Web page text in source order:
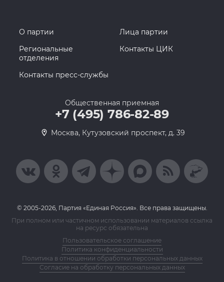
О партии
Лица партии
Региональные
отделения
Контакты ЦИК
Контакты пресс-службы
Общественная приемная
+7 (495) 786-82-89
Москва, Кутузовский проспект, д. 39
© 2005-2026, Партия «Единая Россия». Все права защищены.
При полном или частичном использовании материалов ссылка
на ресурс обязательна
Пользовательское соглашение
Политика конфиденциальности
Политика в отношении обработки персональных данных
Согласие на обработку персональных данных